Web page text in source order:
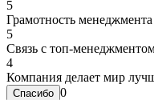
5
Грамотность менеджмента
5
Связь с топ-
4
Компания делает мир
0